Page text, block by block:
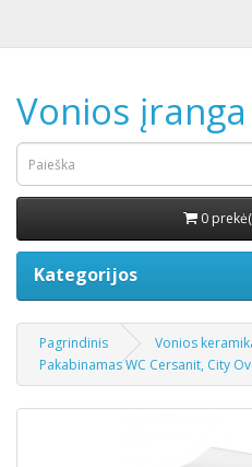
Vonios įranga
0
Kategorijos
Pagrindinis Vonios
Pakabinamas WC Cersanit, City